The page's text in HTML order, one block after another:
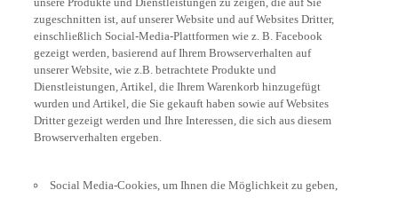
zugeschnitten ist, auf unserer Website und auf Websites Dritter,
einschließlich Social-Media-Plattformen wie z. B. Facebook
unserer Website, wie z.B. betrachtete Produkte und
Dienstleistungen, Artikel, die Ihrem Warenkorb hinzugefügt
wurden und Artikel, die Sie gekauft haben sowie auf Websites
Dritter gezeigt werden und Ihre Interessen, die sich aus diesem
Browserverhalten ergeben.
Videos auf unserer Website anzusehen (z.B. über YouTube) und